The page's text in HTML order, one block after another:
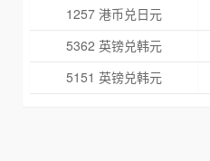
1257 港币兑日元
5362 英镑兑韩元
5151 英镑兑韩元